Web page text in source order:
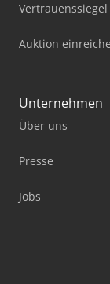
Vertrauenssiegel
Auktion
Unternehmen
Über uns
Presse
Jobs